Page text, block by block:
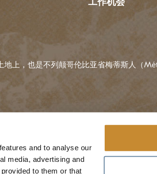
and to analyse our
media, advertising and
to them or that
上，也是不列颠哥伦比亚省梅蒂斯人（
#金色